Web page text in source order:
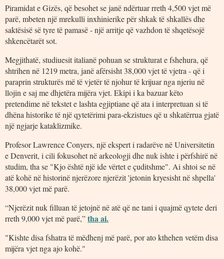
Piramidat e Gizës, që besohet se janë ndërtuar rreth 4,500 vjet më
parë, mbeten një mrekulli inxhinierike për shkak të shkallës dhe
saktësisë së tyre të pamasë - një arritje që vazhdon të shqetësojë
shkencëtarët sot.
Megjithatë, studiuesit italianë pohuan se strukturat e fshehura, që
shtrihen në 1219 metra, janë afërsisht 38,000 vjet të vjetra - që i
paraprin strukturës më të vjetër të njohur të krijuar nga njeriu në
llojin e saj me dhjetëra mijëra vjet. Ekipi i ka bazuar këto
pretendime në tekstet e lashta egjiptiane që ata i interpretuan si të
dhëna historike të një qytetërimi para-ekzistues që u shkatërrua gjatë
një ngjarje kataklizmike.
Profesor Lawrence Conyers, një ekspert i radarëve në Universitetin
e Denverit, i cili fokusohet në arkeologji dhe nuk ishte i përfshirë në
studim, tha se "Kjo është një ide vërtet e çuditshme". Ai shtoi se në
atë kohë në historinë njerëzore njerëzit 'jetonin kryesisht në shpella'
38,000 vjet më parë.
“Njerëzit nuk filluan të jetojnë në atë që ne tani i quajmë qytete deri
rreth 9,000 vjet më parë,”tha ai.
"Kishte disa fshatra të mëdhenj më parë, por ato kthehen vetëm disa
mijëra vjet nga ajo kohë."